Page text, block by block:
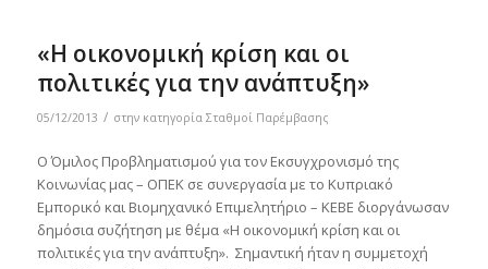
«Η οικονομική κρίση και οι
πολιτικές για την ανάπτυξη»
05/12/2013 / στην κατηγορία Σταθμοί Παρέμβασης
Ο Όμιλος Προβληματισμού για τον Εκσυγχρονισμό της
Κοινωνίας μας – ΟΠΕΚ σε συνεργασία με το Κυπριακό
Εμπορικό και Βιομηχανικό Επιμελητήριο – ΚΕΒΕ διοργάνωσαν
δημόσια συζήτηση με θέμα «Η οικονομική κρίση και οι
πολιτικές για την ανάπτυξη». Σημαντική ήταν η συμμετοχή